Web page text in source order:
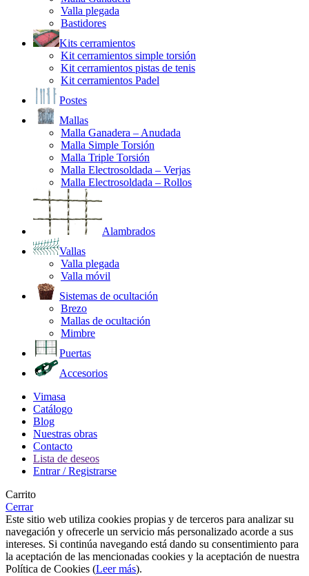
Valla plegada
Bastidores
Kits cerramientos
Kit cerramientos simple torsión
Kit cerramientos pistas de tenis
Kit cerramientos Padel
Postes
Mallas
Malla Ganadera – Anudada
Malla Simple Torsión
Malla Triple Torsión
Malla Electrosoldada – Verjas
Malla Electrosoldada – Rollos
Alambrados
Vallas
Valla plegada
Valla móvil
Sistemas de ocultación
Brezo
Mallas de ocultación
Mimbre
Puertas
Accesorios
Vimasa
Catálogo
Blog
Nuestras obras
Contacto
Lista de deseos
Entrar / Registrarse
Carrito
Cerrar
Este sitio web utiliza cookies propias y de terceros para analizar su
navegación y ofrecerle un servicio más personalizado acorde a sus
intereses. Si continúa navegando está dando su consentimiento para
la aceptación de las mencionadas cookies y la aceptación de nuestra
Política de Cookies (Leer más).